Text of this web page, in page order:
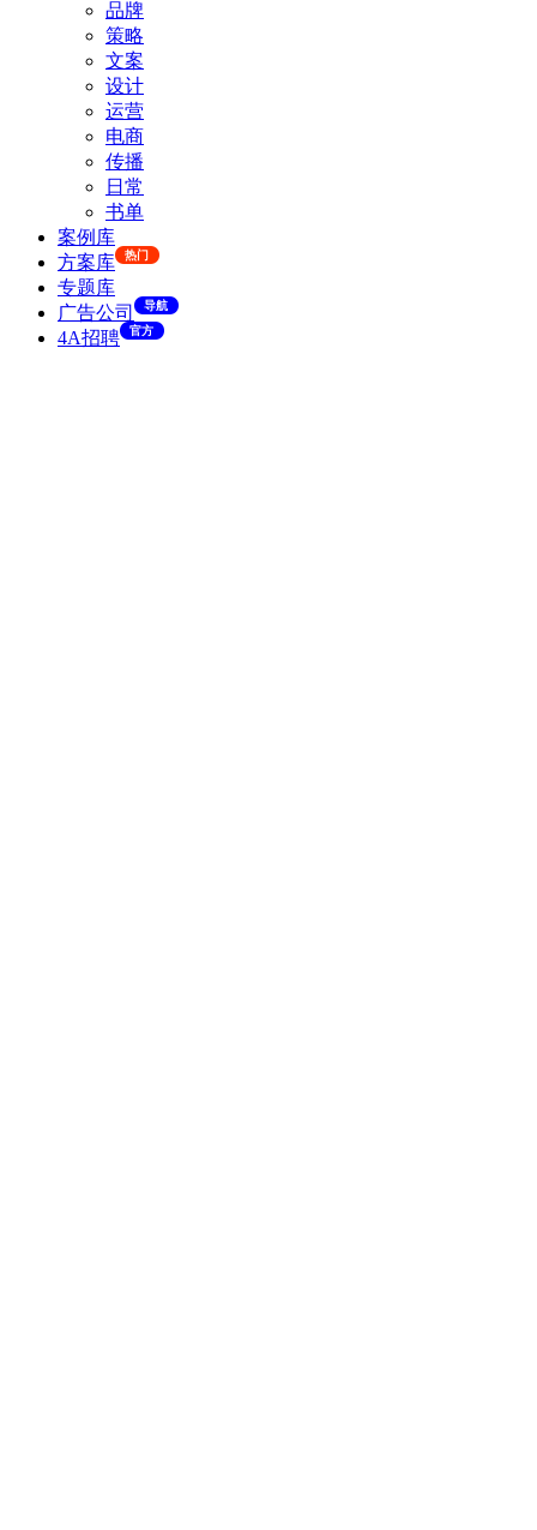
品牌
策略
文案
设计
运营
电商
传播
日常
书单
案例库
方案库
热门
专题库
广告公司
导航
4A招聘 官方